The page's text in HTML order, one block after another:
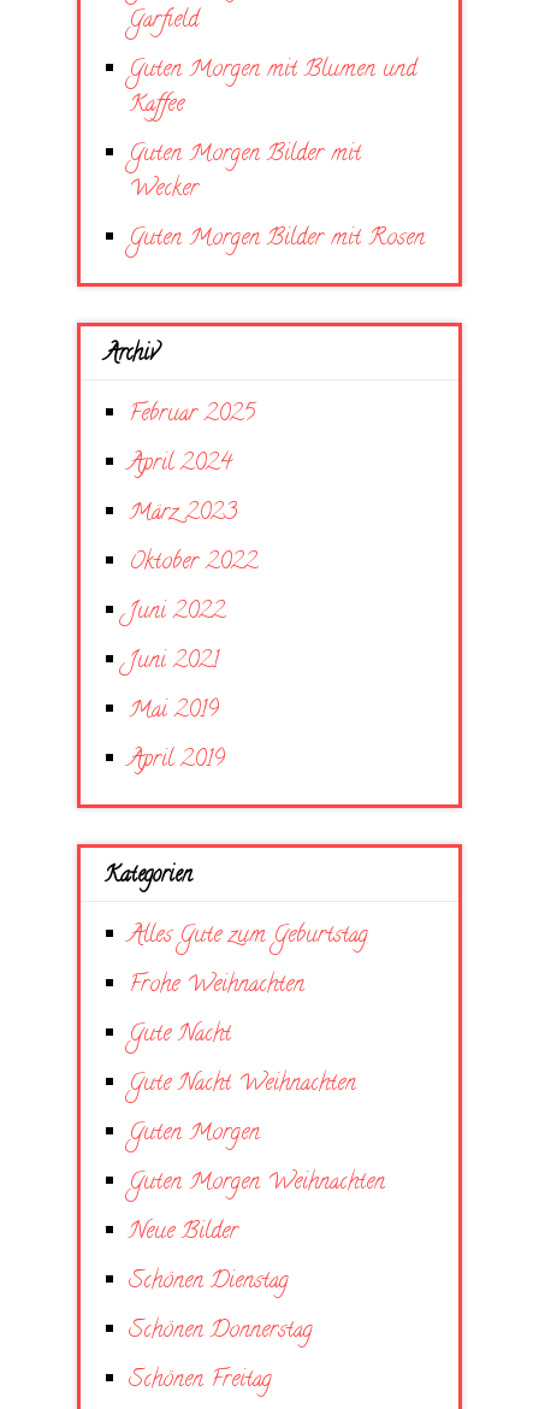
Garfield
Guten Morgen mit Blumen und
Kaffee
Guten Morgen Bilder mit
Wecker
Guten Morgen Bilder mit Rosen
Archiv
Februar 2025
April 2024
März 2023
Oktober 2022
Juni 2022
Juni 2021
Mai 2019
April 2019
Kategorien
Alles Gute zum Geburtstag
Frohe Weihnachten
Gute Nacht
Gute Nacht Weihnachten
Guten Morgen
Guten Morgen Weihnachten
Neue Bilder
Schönen Dienstag
Schönen Donnerstag
Schönen Freitag